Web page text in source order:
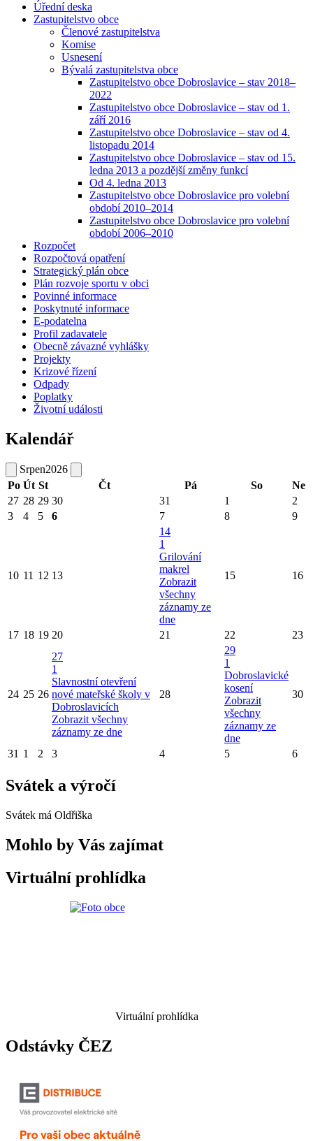
Úřední deska
Zastupitelstvo obce
Členové zastupitelstva
Komise
Usnesení
Bývalá zastupitelstva obce
Zastupitelstvo obce Dobroslavice – stav 2018–
2022
Zastupitelstvo obce Dobroslavice – stav od 1.
září 2016
Zastupitelstvo obce Dobroslavice – stav od 4.
listopadu 2014
Zastupitelstvo obce Dobroslavice – stav od 15.
ledna 2013 a pozdější změny funkcí
Od 4. ledna 2013
Zastupitelstvo obce Dobroslavice pro volební
období 2010–2014
Zastupitelstvo obce Dobroslavice pro volební
období 2006–2010
Rozpočet
Rozpočtová opatření
Strategický plán obce
Plán rozvoje sportu v obci
Povinné informace
Poskytnuté informace
E-podatelna
Profil zadavatele
Obecně závazné vyhlášky
Projekty
Krizové řízení
Odpady
Poplatky
Životní události
Kalendář
Srpen2026
Po Út St Čt Pá So
Ne
27 28 29 30 31 1
2
3
4 5 6 7 8 9
10 11 12 13
14
1
Grilování
makrel
Zobrazit
všechny
záznamy ze
dne
15 16
17 18 19 20 21 22 23
24 25 26
27
1
Slavnostní otevření
nové mateřské školy v
Dobroslavicích
Zobrazit všechny
záznamy ze dne
28
29
1
Dobroslavické
kosení
Zobrazit
všechny
záznamy ze
dne
30
31 1 2 3 4 5 6
Svátek a výročí
Svátek má Oldřiška
Mohlo by Vás zajímat
Virtuální prohlídka
Virtuální prohlídka
Odstávky ČEZ